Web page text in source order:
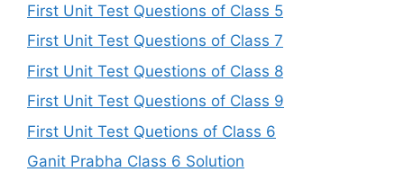
First Unit Test Questions of Class 5
First Unit Test Questions of Class 7
First Unit Test Questions of Class 8
First Unit Test Questions of Class 9
First Unit Test Quetions of Class 6
Ganit Prabha Class 6 Solution